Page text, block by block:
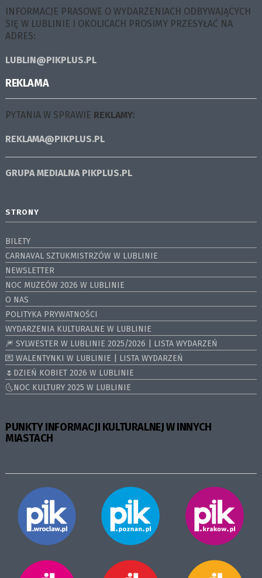
INFORMACJE PRASOWE O WYDARZENIACH ODBYWAJĄCYCH
SIĘ W LUBLINIE I OKOLICACH PROSIMY PRZESYŁAĆ NA
ADRES:
LUBLIN@PIKPLUS.PL
REKLAMA
PYTANIA W SPRAWIE REKLAMY:
REKLAMA@PIKPLUS.PL
GRUPA MEDIALNA PIKPLUS.PL
STRONY
BILETY
CARNAVAL SZTUKMISTRZÓW W LUBLINIE
NEWSLETTER
NOC MUZEÓW 2026 W LUBLINIE
O NAS
POLITYKA PRYWATNOŚCI
WYDARZENIA KULTURALNE W LUBLINIE
🎆 SYLWESTER W LUBLINIE 2025/2026 | LISTA WYDARZEŃ
💌 WALENTYNKI W LUBLINIE | LISTA WYDARZEŃ
🌷DZIEŃ KOBIET 2026 W LUBLINIE
🌜NOC KULTURY 2025 W LUBLINIE
PUNKTY INFORMACJI KULTURALNEJ W INNYCH
MIASTACH